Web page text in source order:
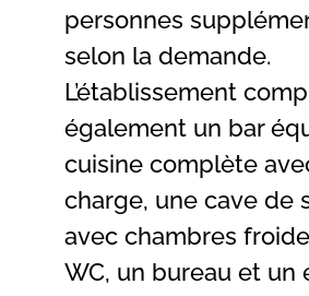
personnes
selon la demande.
L’établissement
également un bar
cuisine complète
charge, une cave de
avec chambres
WC, un bureau et un